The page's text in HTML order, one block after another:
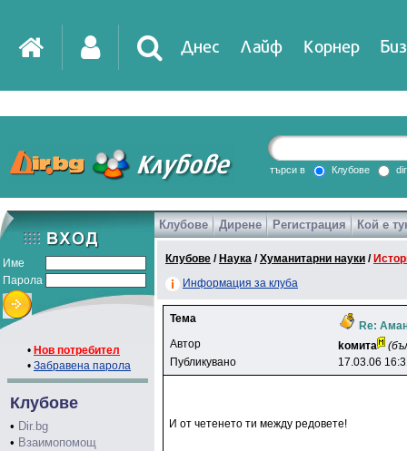
Днес Лайф Корнер
DirTV Impressio
Games
търси в Клубове
Име
Парола
• Нов потребител
• Забравена парола
Клубове
• Dir.bg
• Взаимопомощ
Клубове Дирене Регистрация Кой е
Клубове / Наука /Хуманитарни науки /
Информация за клуба
Тема
Re:
Автор
koмитa
Публикувано
17.03.06
И от четенето ти между редовете!